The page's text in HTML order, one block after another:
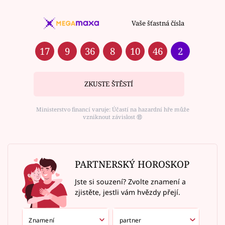
Vaše šťastná čísla
17 9 36 8 10 46 2
ZKUSTE ŠTĚSTÍ
Ministerstvo financí varuje: Účastí na hazardní hře může
vzniknout závislost ⑱
PARTNERSKÝ HOROSKOP
Jste si souzení? Zvolte znamení a
zjistěte, jestli vám hvězdy přejí.